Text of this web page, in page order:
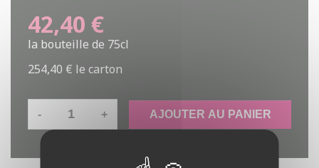
42,40 €
la bouteille de 75cl
254,40 € le carton
- + AJOUTER AU PANIER